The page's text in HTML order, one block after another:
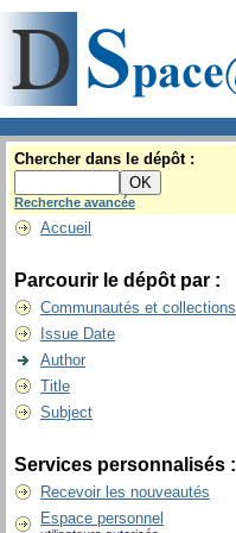
Chercher dans le dépôt :
Recherche avancée
Accueil
Parcourir le dépôt par :
Communautés et collections
Issue Date
Author
Title
Subject
Services personnalisés :
Recevoir les nouveautés
Espace personnel